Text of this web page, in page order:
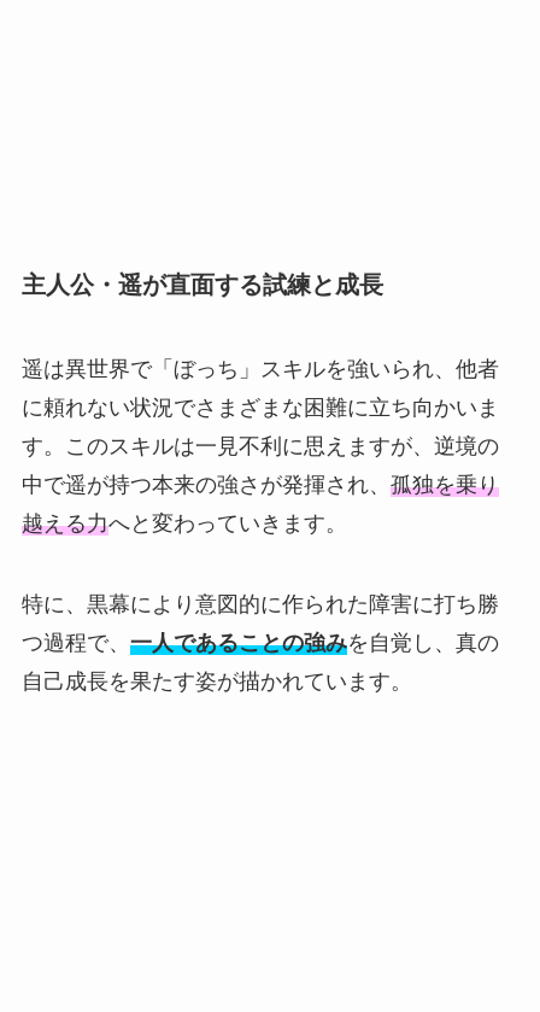
主人公・遥が直面する試練と成長
遥は異世界で「ぼっち」スキルを強いられ、他者
に頼れない状況でさまざまな困難に立ち向かいま
す。このスキルは一見不利に思えますが、逆境の
中で遥が持つ本来の強さが発揮され、 孤独を乗り
越える力へと変わっていきます。
特に、黒幕により意図的に作られた障害に打ち勝
つ過程で、 一人であることの強みを自覚し、真の
自己成長を果たす姿が描かれています。